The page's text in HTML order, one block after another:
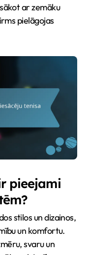
ar zemāku
pielāgojas
pieejami
stilos un dizainos,
un komfortu.
svaru un